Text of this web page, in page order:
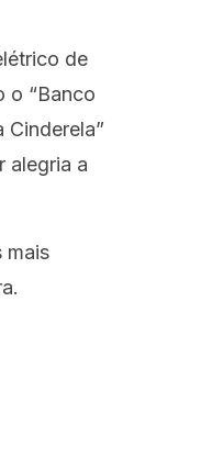
de
o “Banco
Cinderela”
alegria a
mais